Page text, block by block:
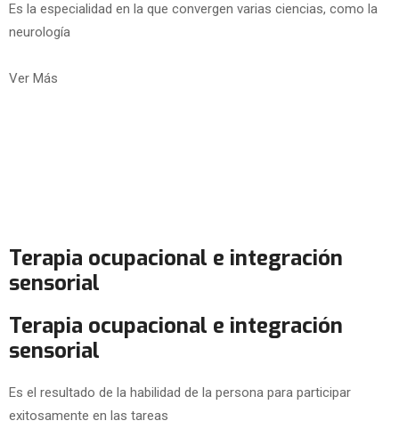
Es la especialidad en la que convergen varias ciencias, como la
neurología
Ver Más
Terapia ocupacional e integración
sensorial
Terapia ocupacional e integración
sensorial
Es el resultado de la habilidad de la persona para participar
exitosamente en las tareas